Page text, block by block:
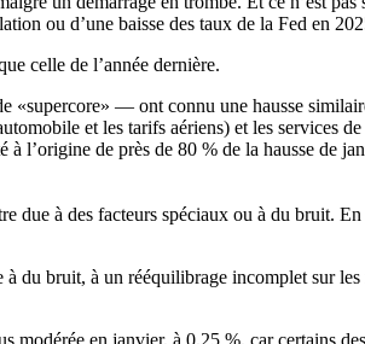
ou d’une baisse des taux de la Fed en
celle de l’année dernière.
— ont connu une hausse
et les tarifs aériens) et les services
l’origine de près de 80 % de la hausse de
due à des facteurs spéciaux ou à du bruit.
du bruit, à un rééquilibrage incomplet sur
en janvier, à 0,25 %, car certains